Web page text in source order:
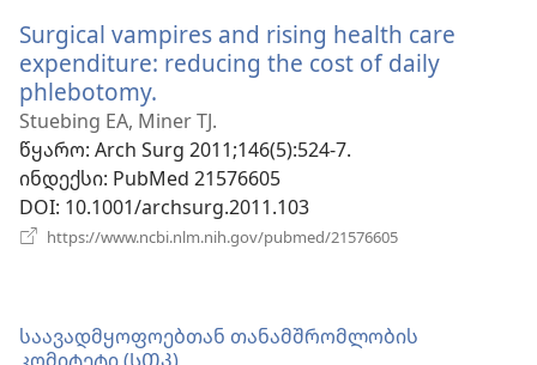
Surgical vampires and rising health care
expenditure: reducing the cost of daily
phlebotomy.
ახალი
ფანჯარა)
Stuebing EA, Miner TJ.
წყარო‎: Arch Surg 2011;146(5):524-7.
ინდექსი‎: PubMed 21576605
DOI‎: 10.1001/archsurg.2011.103
https://www.ncbi.nlm.nih.gov/pubmed/21576605
საავადმყოფოებთან თანამშრომლობის